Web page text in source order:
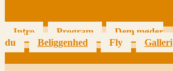
Intro Program
Dem møder
du
Beliggenhed Fly Galleri